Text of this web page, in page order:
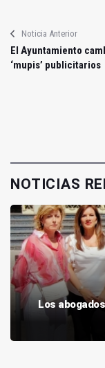
Noticia Anterior
El Ayuntamiento
‘mupis’ publicitarios
NOTICIAS
Los